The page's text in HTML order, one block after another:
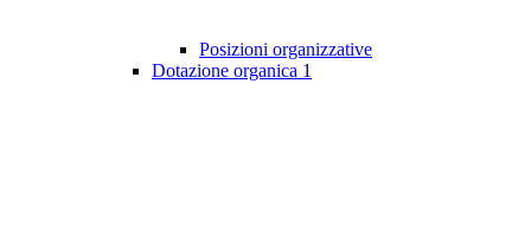
Posizioni organizzative
Dotazione organica 1